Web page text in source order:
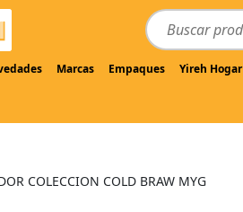
Marcas Empaques Yireh Hogar
COLECCION COLD BRAW MYG